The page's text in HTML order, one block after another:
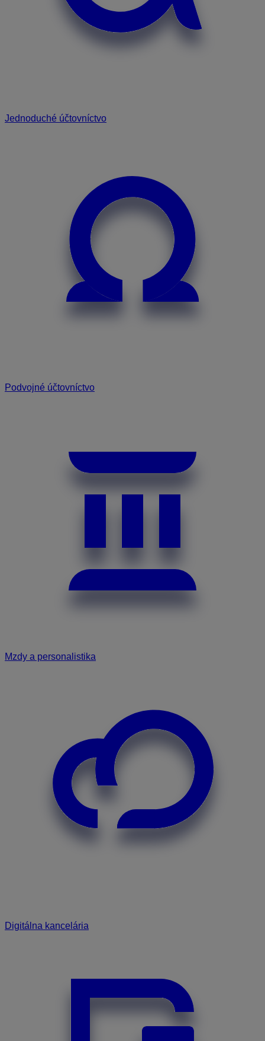
Jednoduché účtovníctvo
Podvojné účtovníctvo
Mzdy a personalistika
Digitálna kancelária